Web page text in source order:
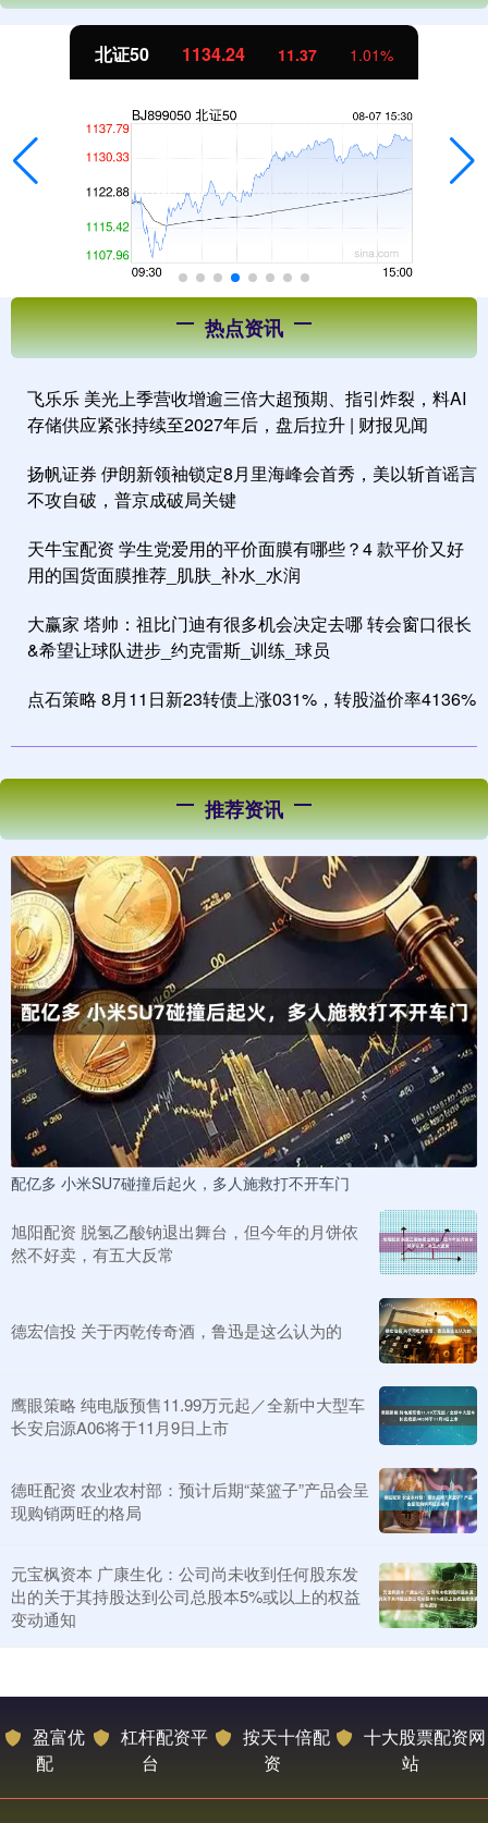
北证50 1134.24 11.37 1.01%
热点资讯
飞乐乐 美光上季营收增逾三倍大超预期、指引炸裂，料AI
存储供应紧张持续至2027年后，盘后拉升 | 财报见闻
扬帆证券 伊朗新领袖锁定8月里海峰会首秀，美以斩首谣言
不攻自破，普京成破局关键
天牛宝配资 学生党爱用的平价面膜有哪些？4 款平价又好
用的国货面膜推荐_肌肤_补水_水润
大赢家 塔帅：祖比门迪有很多机会决定去哪 转会窗口很长
&希望让球队进步_约克雷斯_训练_球员
点石策略 8月11日新23转债上涨031%，转股溢价率4136%
推荐资讯
配亿多 小米SU7碰撞后起火，多人施救打不开车门
旭阳配资 脱氢乙酸钠退出舞台，但今年的月饼依
然不好卖，有五大反常
德宏信投 关于丙乾传奇酒，鲁迅是这么认为的
鹰眼策略 纯电版预售11.99万元起／全新中大型车
长安启源A06将于11月9日上市
德旺配资 农业农村部：预计后期“菜篮子”产品会呈
现购销两旺的格局
元宝枫资本 广康生化：公司尚未收到任何股东发
出的关于其持股达到公司总股本5%或以上的权益
变动通知
盈富优
配
杠杆配资平
台
按天十倍配
资
十大股票配资网
站